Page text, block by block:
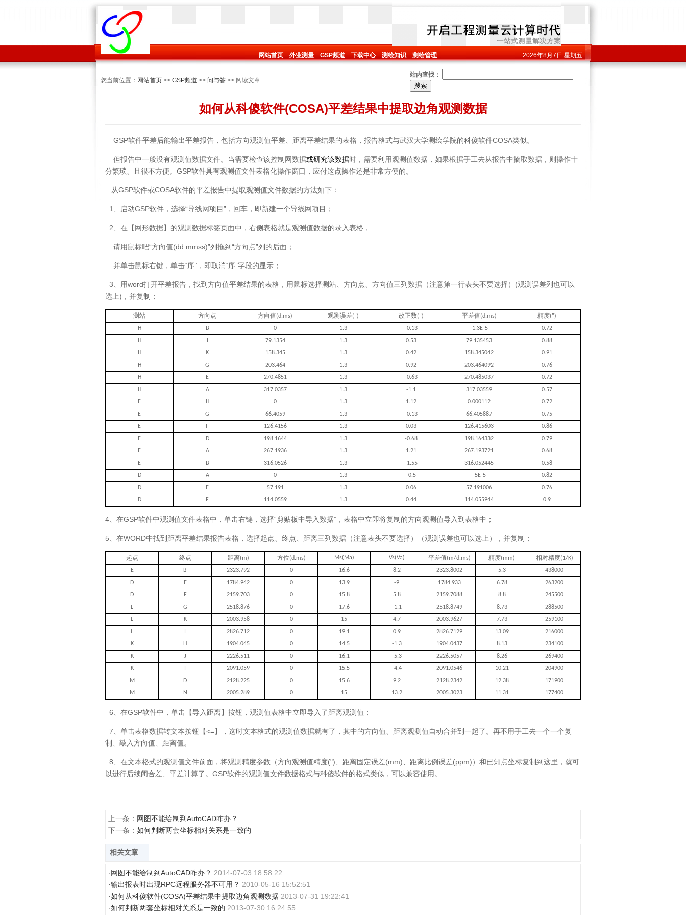
网站首页 外业测量 GSP频道 下载中心 测绘知识 测绘管理 2026年8月7日 星期五
您当前位置： 网站首页 >> GSP频道 >> 问与答 >> 阅读文章
站内查找：
如何从科傻软件(COSA)平差结果中提取边角观测数据
GSP软件平差后能输出平差报告，包括方向观测值平差、距离平差结果的表格，报告格式与武汉大学测绘学院的科傻软件COSA类似。
但报告中一般没有观测值数据文件。当需要检查该控制网数据或研究该数据时，需要利用观测值数据，如果根据手工去从报告中摘取数据，则操作十
分繁琐、且很不方便。GSP软件具有观测值文件表格化操作窗口，应付这点操作还是非常方便的。
从GSP软件或COSA软件的平差报告中提取观测值文件数据的方法如下：
1、启动GSP软件，选择“导线网项目”，回车，即新建一个导线网项目；
2、在【网形数据】的观测数据标签页面中，右侧表格就是观测值数据的录入表格，
请用鼠标吧“方向值(dd.mmss)”列拖到“方向点”列的后面；
并单击鼠标右键，单击“序”，即取消“序”字段的显示；
3、用word打开平差报告，找到方向值平差结果的表格，用鼠标选择测站、方向点、方向值三列数据（注意第一行表头不要选择）(观测误差列也可以
选上)，并复制；
测站 方向点 方向值(d.ms) 观测误差(") 改正数(") 平差值(d.ms) 精度(")
H
B 0 1.3 -0.13 -1.3E-5
0.72
H
J 79.1354 1.3 0.53 79.135453
0.88
H
K 158.345 1.3 0.42 158.345042
0.91
H
G 203.464 1.3 0.92 203.464092
0.76
H
E 270.4851 1.3 -0.63 270.485037
0.72
H
A 317.0357 1.3 -1.1 317.03559
0.57
E
H 0 1.3 1.12 0.000112
0.72
E
G 66.4059 1.3 -0.13 66.405887
0.75
E
F 126.4156 1.3 0.03 126.415603
0.86
E
D 198.1644 1.3 -0.68 198.164332
0.79
E
A 267.1936 1.3 1.21 267.193721
0.68
E
B 316.0526 1.3 -1.55 316.052445
0.58
D
A 0 1.3 -0.5 -5E-5
0.82
D
E 57.191 1.3 0.06 57.191006
0.76
D
F 114.0559 1.3 0.44 114.055944 0.9
4、在GSP软件中观测值文件表格中，单击右键，选择“剪贴板中导入数据”，表格中立即将复制的方向观测值导入到表格中；
5、在WORD中找到距离平差结果报告表格，选择起点、终点、距离三列数据（注意表头不要选择）（观测误差也可以选上），并复制；
起点 终点 距离(m) 方位(d.ms) Ms(Ma) Vs(Va) 平差值(m/d.ms) 精度(mm) 相对精度(1/K)
E
B 2323.792 0 16.6 8.2 2323.8002 5.3
438000
D
E 1784.942 0 13.9 -9 1784.933 6.78
263200
D
F 2159.703 0 15.8 5.8 2159.7088 8.8
245500
L
G 2518.876 0 17.6 -1.1 2518.8749 8.73
288500
L
K 2003.958 0 15 4.7 2003.9627 7.73
259100
L
2826.712 0 19.1 0.9 2826.7129 13.09
216000
K
H 1904.045 0 14.5 -1.3 1904.0437 8.13
234100
K
J 2226.511 0 16.1 -5.3 2226.5057 8.26
269400
K
2091.059 0 15.5 -4.4 2091.0546 10.21
204900
M
D 2128.225 0 15.6 9.2 2128.2342 12.38
171900
M
N 2005.289 0 15 13.2 2005.3023 11.31 177400
6、在GSP软件中，单击【导入距离】按钮，观测值表格中立即导入了距离观测值；
7、单击表格数据转文本按钮【<=】，这时文本格式的观测值数据就有了，其中的方向值、距离观测值自动合并到一起了。再不用手工去一个一个复
制、敲入方向值、距离值。
8、在文本格式的观测值文件前面，将观测精度参数（方向观测值精度(")、距离固定误差(mm)、距离比例误差(ppm)）和已知点坐标复制到这里，就可
以进行后续闭合差、平差计算了。GSP软件的观测值文件数据格式与科傻软件的格式类似，可以兼容使用。
上一条： 网图不能绘制到AutoCAD咋办？
下一条： 如何判断两套坐标相对关系是一致的
相关文章
·网图不能绘制到AutoCAD咋办？ 2014-07-03 18:58:22
·输出报表时出现RPC远程服务器不可用？ 2010-05-16 15:52:51
·如何从科傻软件(COSA)平差结果中提取边角观测数据 2013-07-31 19:22:41
·如何判断两套坐标相对关系是一致的 2013-07-30 16:24:55